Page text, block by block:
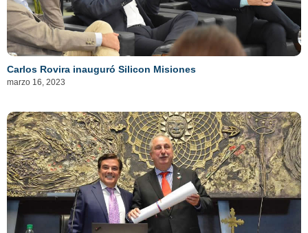
Carlos Rovira inauguró Silicon Misiones
marzo 16, 2023